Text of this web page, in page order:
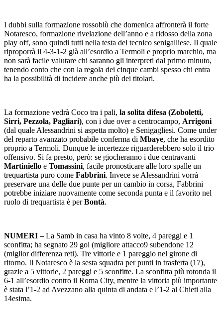
I dubbi sulla formazione rossoblù che domenica affronterà il forte
Notaresco, formazione rivelazione dell’anno e a ridosso della zona
play off, sono quindi tutti nella testa del tecnico senigalliese. Il quale
riproporrà il 4-3-1-2 già all’esordio a Termoli e proprio marchio, ma
non sarà facile valutare chi saranno gli interpreti dal primo minuto,
tenendo conto che con la regola dei cinque cambi spesso chi entra
ha la possibilità di incidere anche più dei titolari.
La formazione vedrà Coco tra i pali, la solita difesa (Zoboletti,
Sirri, Pezzola, Pagliari), con i due over a centrocampo, Arrigoni
(dal quale Alessandrini si aspetta molto) e Senigagliesi. Come under
del reparto avanzato probabile conferma di Mbaye, che ha esordito
proprio a Termoli. Dunque le incertezze riguarderebbero solo il trio
offensivo. Si fa presto, però: se giocheranno i due centravanti
Martiniello e Tomassini, facile pronosticare alle loro spalle un
trequartista puro come Fabbrini. Invece se Alessandrini vorrà
preservare una delle due punte per un cambio in corsa, Fabbrini
potrebbe iniziare nuovamente come seconda punta e il favorito nel
ruolo di trequartista è perBontà.
NUMERI –La Samb in casa ha vinto 8 volte, 4 pareggi e 1
sconfitta; ha segnato 29 gol (migliore attacco9 subendone 12
(miglior differenza reti). Tre vittorie e 1 pareggio nel girone di
ritorno. Il Notaresco è la sesta squadra per punti in trasferta (17),
grazie a 5 vittorie, 2 pareggi e 5 sconfitte. La sconfitta più rotonda il
6-1 all’esordio contro il Roma City, mentre la vittoria più importante
è stata l’1-2 ad Avezzano alla quinta di andata e l’1-2 al Chieti alla
14esima.